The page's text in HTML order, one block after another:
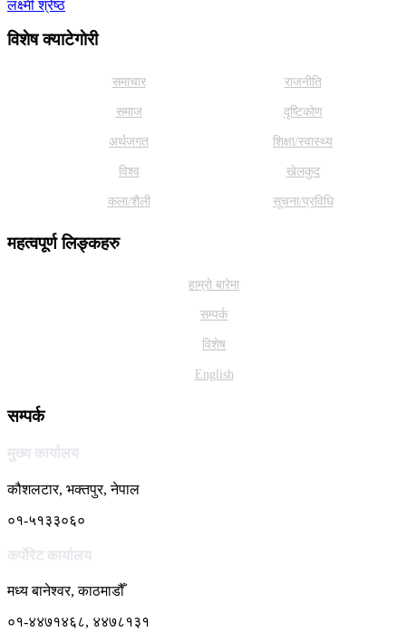
लक्ष्मी श्रेष्ठ
विशेष क्याटेगाेरी
समाचार राजनीति
समाज दृष्टिकोण
अर्थजगत शिक्षा/स्वास्थ्य
विश्व खेलकुद
कला/शैली सूचना/प्रविधि
महत्वपूर्ण लिङ्कहरु
हाम्राे बारेमा
सम्पर्क
विशेष
English
सम्पर्क
मुख्य कार्यालय
कौशलटार, भक्तपुर, नेपाल
०१-५१३३०६०
कर्पाेरेट कार्यालय
मध्य बानेश्वर, काठमाडौँ
०१-४४७१४६८, ४४७८१३१